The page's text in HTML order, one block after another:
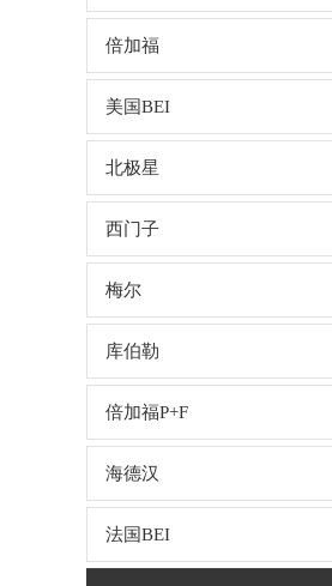
倍加福
美国BEI
北极星
西门子
梅尔
库伯勒
倍加福P+F
海德汉
法国BEI